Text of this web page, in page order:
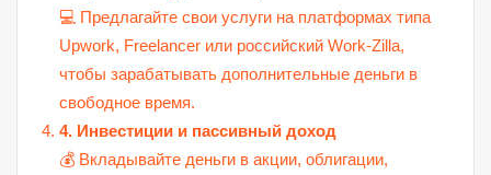
💻 Предлагайте свои услуги на платформах типа
Upwork, Freelancer или российский Work-Zilla,
чтобы зарабатывать дополнительные деньги в
свободное время.
4. Инвестиции и пассивный доход
💰 Вкладывайте деньги в акции, облигации,